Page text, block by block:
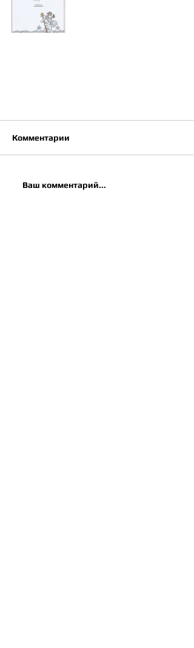
Комментарии
Ваш комментарий...